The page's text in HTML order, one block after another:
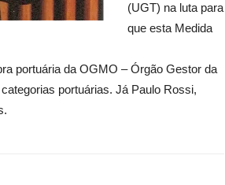
(UGT) na luta para
que esta Medida
portuária da OGMO – Órgão Gestor da
portuárias. Já Paulo Rossi,